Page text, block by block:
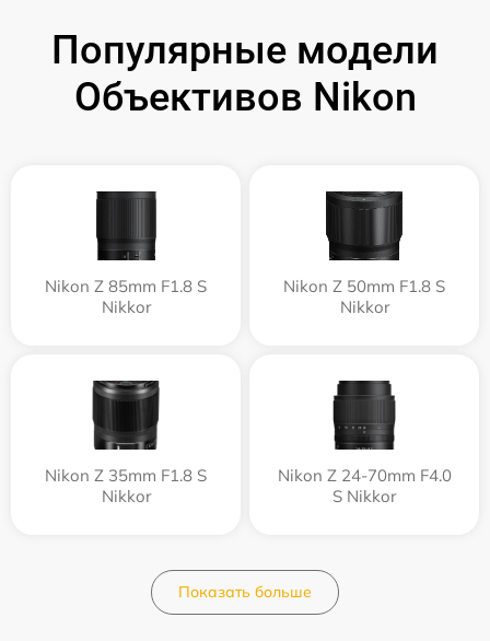
Популярные модели
Объективов Nikon
Nikon Z 85mm F1.8 S
Nikkor
Nikon Z 50mm F1.8 S
Nikkor
Nikon Z 35mm F1.8 S
Nikkor
Nikon Z 24-70mm F4.0
S Nikkor
Показать больше